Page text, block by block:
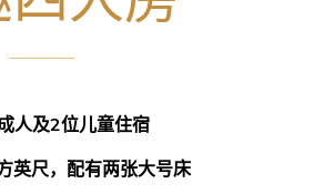
人及2位儿童住宿
英尺，配有两张大号床